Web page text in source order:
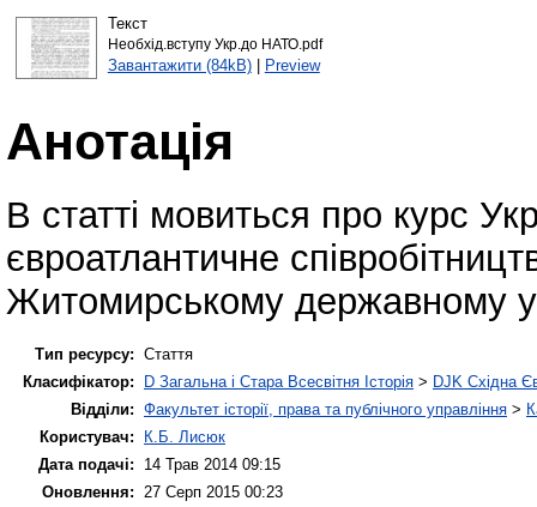
Текст
Необхід.вступу Укр.до НАТО.pdf
Завантажити (84kB)| Preview
Анотація
В статті мовиться про курс
євроатлантичне
Житомирському державному
Тип ресурсу: Стаття
Класифікатор:
D Загальна і Стара Всесвітня Історія > DJK Східна
Відділи: Факультет історії, права та публічного управління >
Користувач:
К.Б. Лисюк
Дата подачі:
14 Трав 2014 09:15
Оновлення:
27 Серп 2015 00:23